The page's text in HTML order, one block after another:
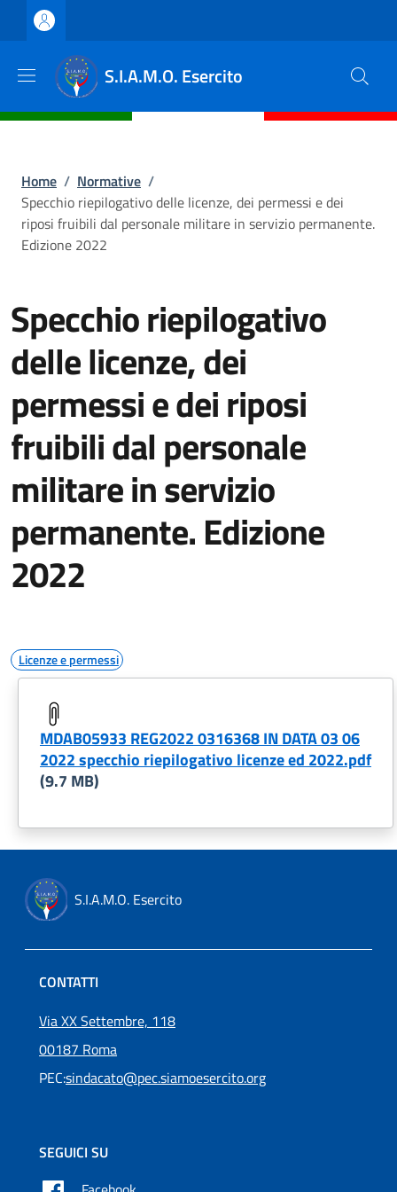
Salta al contenuto principale
Skip to footer content
S.I.A.M.O. Esercito
Briciole di pane
Home / Normative /
Specchio riepilogativo delle licenze, dei permessi e dei
riposi fruibili dal personale militare in servizio permanente.
Edizione 2022
Specchio riepilogativo
delle licenze, dei
permessi e dei riposi
fruibili dal personale
militare in servizio
permanente. Edizione
2022
Licenze e permessi
MDAB05933 REG2022 0316368 IN DATA 03 06
2022 specchio riepilogativo licenze ed 2022.pdf
(9.7 MB)
S.I.A.M.O. Esercito
CONTATTI
Via XX Settembre, 118
00187 Roma
PEC:sindacato@pec.siamoesercito.org
SEGUICI SU